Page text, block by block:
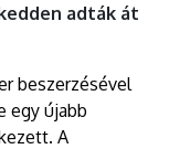
adták át
beszerzésével
egy újabb
A